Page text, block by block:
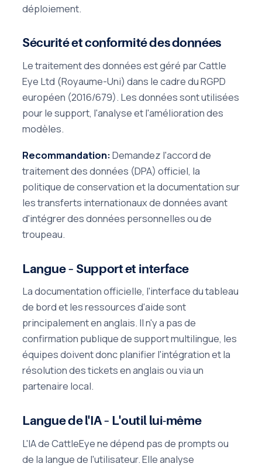
déploiement.
Sécurité et conformité des données
Le traitement des données est géré par Cattle
Eye Ltd (Royaume-Uni) dans le cadre du RGPD
européen (2016/679). Les données sont utilisées
pour le support, l'analyse et l'amélioration des
modèles.
Recommandation:Demandez l'accord de
traitement des données (DPA) officiel, la
politique de conservation et la documentation sur
les transferts internationaux de données avant
d'intégrer des données personnelles ou de
troupeau.
Langue – Support et interface
La documentation officielle, l'interface du tableau
de bord et les ressources d'aide sont
principalement en anglais. Il n'y a pas de
confirmation publique de support multilingue, les
équipes doivent donc planifier l'intégration et la
résolution des tickets en anglais ou via un
partenaire local.
Langue de l'IA – L'outil lui-même
L'IA de CattleEye ne dépend pas de prompts ou
de la langue de l'utilisateur. Elle analyse